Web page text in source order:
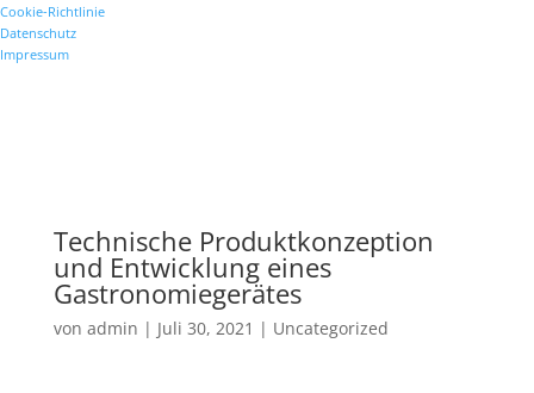
Cookie-Richtlinie
Datenschutz
Impressum
Technische Produktkonzeption
und Entwicklung eines
Gastronomiegerätes
von admin | Juli 30, 2021 | Uncategorized